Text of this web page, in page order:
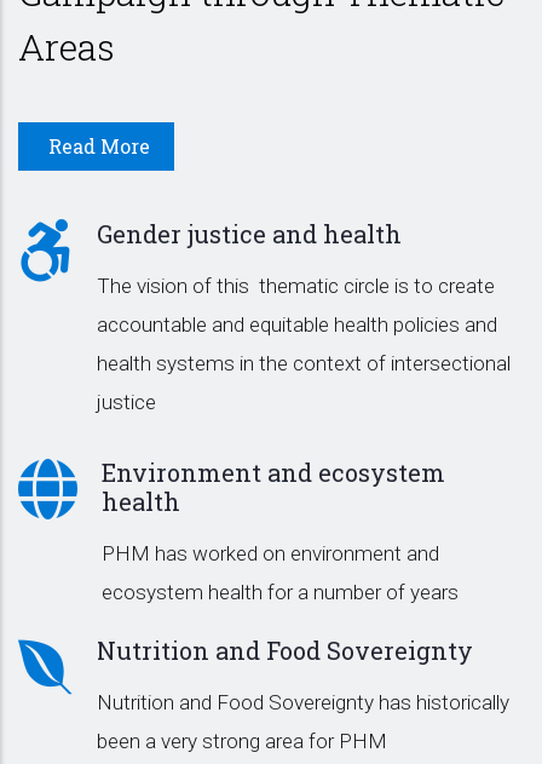
Areas
Read More
Gender justice and health
The vision of this thematic circle is to create
accountable and equitable health policies and
health systems in the context of intersectional
justice
Environment and ecosystem
health
PHM has worked on environment and
ecosystem health for a number of years
Nutrition and Food Sovereignty
Nutrition and Food Sovereignty has historically
been a very strong area for PHM